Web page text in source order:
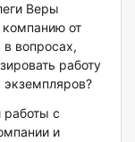
Веры
компанию от
в вопросах,
работу
работы с
и